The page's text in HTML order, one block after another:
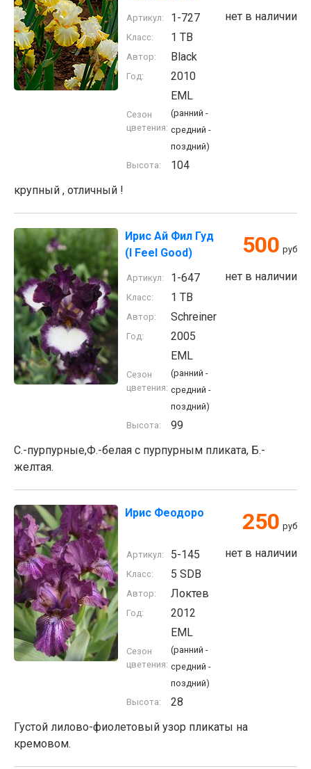
нет в наличии
Артикул: 1-727
Класс: 1 TB
Автор: Black
Год: 2010
Сезон
цветения:
EML
(ранний -
средний -
поздний)
Высота:
104
крупный , отличный !
Ирис Ай Фил Гуд
(I Feel Good)
500 руб
нет в наличии
Артикул: 1-647
Класс: 1 TB
Автор: Schreiner
Год: 2005
Сезон
цветения:
EML
(ранний -
средний -
поздний)
Высота:
99
С.-пурпурные,Ф.-белая с пурпурным пликата, Б.-
желтая.
Ирис Феодоро 250 руб
нет в наличии
Артикул: 5-145
Класс: 5 SDB
Автор: Локтев
Год: 2012
Сезон
цветения:
EML
(ранний -
средний -
поздний)
Высота:
28
Густой лилово-фиолетовый узор пликаты на
кремовом.